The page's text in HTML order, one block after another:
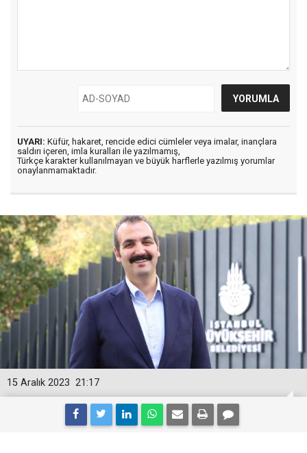
UYARI: Küfür, hakaret, rencide edici cümleler veya imalar, inançlara
saldırı içeren, imla kuralları ile yazılmamış,
Türkçe karakter kullanılmayan ve büyük harflerle yazılmış yorumlar
onaylanmamaktadır.
21:17
15 Aralık 2023